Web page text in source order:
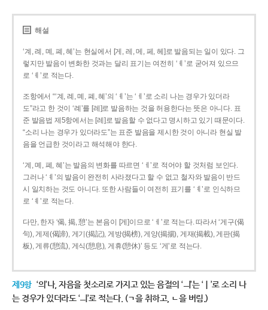
해설
‘계, 례, 몌, 폐, 혜’는 현실에서 [게, 레, 메, 페, 헤]로 발음되는 일이 있다. 그
렇지만 발음이 변화한 것과는 달리 표기는 여전히 ‘ㅖ’로 굳어져 있으므
로 ‘ㅖ’로 적는다.
조항에서 “‘계, 례, 몌, 폐, 혜’의 ‘ㅖ’는 ‘ㅔ’로 소리 나는 경우가 있더라
도”라고 한 것이 ‘례’를 [레]로 발음하는 것을 허용한다는 뜻은 아니다. 표
준 발음법 제5항에서는 [레]로 발음할 수 없다고 명시하고 있기 때문이다.
“소리 나는 경우가 있더라도”는 표준 발음을 제시한 것이 아니라 현실 발
음을 언급한 것이라고 해석해야 한다.
‘계, 몌, 폐, 혜’는 발음의 변화를 따르면 ‘ㅔ’로 적어야 할 것처럼 보인다.
그러나 ‘ㅖ’의 발음이 완전히 사라졌다고 할 수 없고 철자와 발음이 반드
시 일치하는 것도 아니다. 또한 사람들이 여전히 표기를 ‘ㅖ’로 인식하므
로 ‘ㅖ’로 적는다.
다만, 한자 ‘偈, 揭, 憩’는 본음이 [게]이므로 ‘ㅔ’로 적는다. 따라서 ‘게구(偈
句), 게제(偈諦), 게기(揭記), 게방(揭榜), 게양(揭揚), 게재(揭載), 게판(揭
板), 게류(憩流), 게식(憩息), 게휴(憩休)’ 등도 ‘게’로 적는다.
제9항 ‘의’나, 자음을 첫소리로 가지고 있는 음절의 ‘ㅢ’는 ‘ㅣ’로 소리 나
는 경우가 있더라도 ‘ㅢ’로 적는다. (ㄱ을 취하고, ㄴ을 버림.)